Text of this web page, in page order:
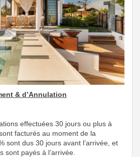
& d’Annulation
effectuées 30 jours ou plus à
facturés au moment de la
sont dus 30 jours avant l’arrivée, et
sont payés à l’arrivée.